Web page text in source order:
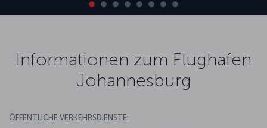
Informationen zum Flughafen
Johannesburg
ÖFFENTLICHE VERKEHRSDIENSTE: